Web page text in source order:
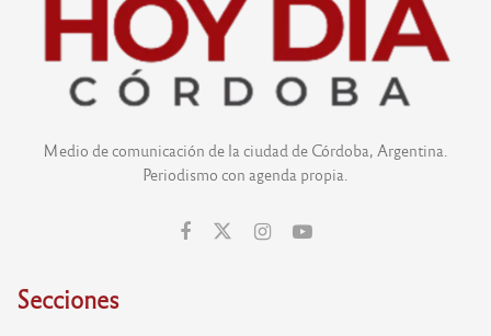
Medio de comunicación de la ciudad de Córdoba, Argentina.
Periodismo con agenda propia.
Secciones